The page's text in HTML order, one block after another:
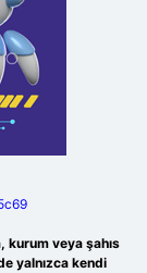
veya şahıs
yalnızca kendi